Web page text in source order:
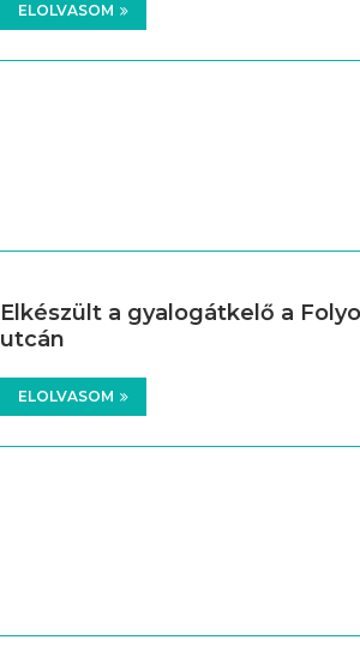
ELOLVASOM
Elkészült a gyalogátkelő a
utcán
ELOLVASOM